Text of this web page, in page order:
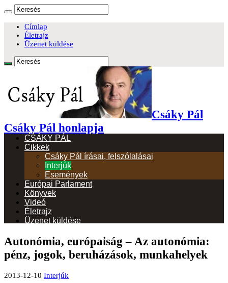
Címlap
Életrajz
Üzenet küldése
Csáky Pál
Csáky Pál honlapja
CSÁKY PÁL
Cikkek
Csáky Pál írásai, felszólalásai
Interjúk
Események
Európai Parlament
Könyvek
Videó
Életrajz
Üzenet küldése
Autonómia, európaiság – Az autonómia:
pénz, jogok, beruházások, munkahelyek
2013-12-10 Interjúk